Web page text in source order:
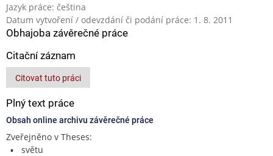
Jazyk práce: čeština
Datum vytvoření / odevzdání či podání práce: 1. 8. 2011
Obhajoba závěrečné práce
Citační záznam
Citovat tuto práci
Plný text práce
Obsah online archivu závěrečné práce
Zveřejněno v Theses:
světu